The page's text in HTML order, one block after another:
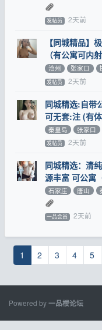
发帖员 2天前
【同城精品】
（有公寓可内
沧州
张家口
发帖员 2天前
同城精选:自
可无套:注 (有
秦皇岛
张家口
发帖员 2天前
同城精选：清
源丰富 可公寓
石家庄 唐山
一品会员 2天前
1 2 3 4 5
Powered by一品楼论坛